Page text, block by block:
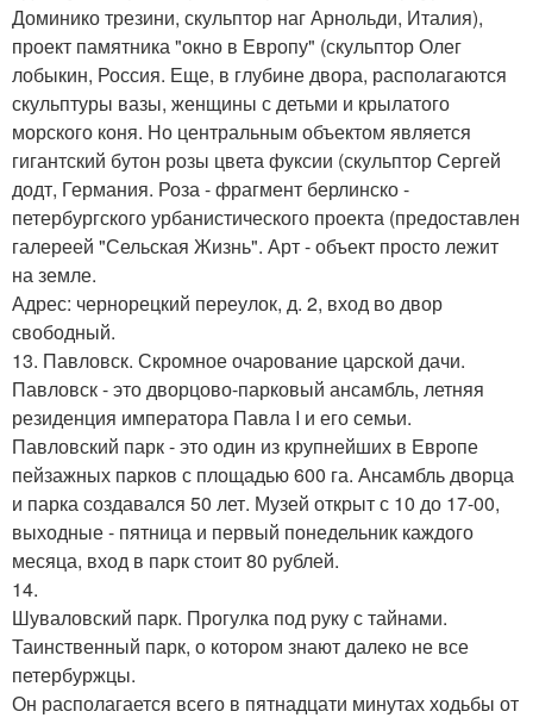
Доминико трезини, скульптор наг Арнольди, Италия),
проект памятника "окно в Европу" (скульптор Олег
лобыкин, Россия. Еще, в глубине двора, располагаются
скульптуры вазы, женщины с детьми и крылатого
морского коня. Но центральным объектом является
гигантский бутон розы цвета фуксии (скульптор Сергей
додт, Германия. Роза - фрагмент берлинско -
петербургского урбанистического проекта (предоставлен
галереей "Сельская Жизнь". Арт - объект просто лежит
на земле.
Адрес: чернорецкий переулок, д. 2, вход во двор
свободный.
13. Павловск. Скромное очарование царской дачи.
Павловск - это дворцово-парковый ансамбль, летняя
резиденция императора Павла I и его семьи.
Павловский парк - это один из крупнейших в Европе
пейзажных парков с площадью 600 га. Ансамбль дворца
и парка создавался 50 лет. Музей открыт с 10 до 17-00,
выходные - пятница и первый понедельник каждого
месяца, вход в парк стоит 80 рублей.
14.
Шуваловский парк. Прогулка под руку с тайнами.
Таинственный парк, о котором знают далеко не все
петербуржцы.
Он располагается всего в пятнадцати минутах ходьбы от